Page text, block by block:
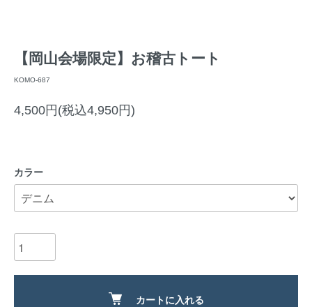
【岡山会場限定】お稽古トート
KOMO-687
4,500円(税込4,950円)
カラー
カートに入れる